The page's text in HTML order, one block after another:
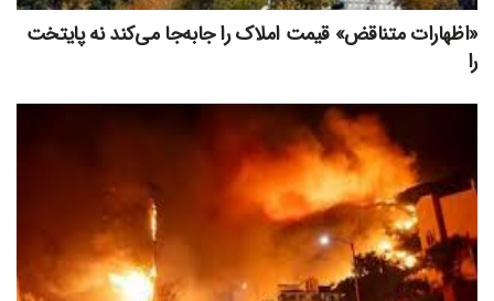
«اظهارات متناقض» قیمت‌ املاک را جابه‌جا می‌کند نه پایتخت
را